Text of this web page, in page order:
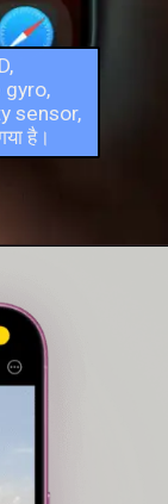
gyro,
sensor,
है।